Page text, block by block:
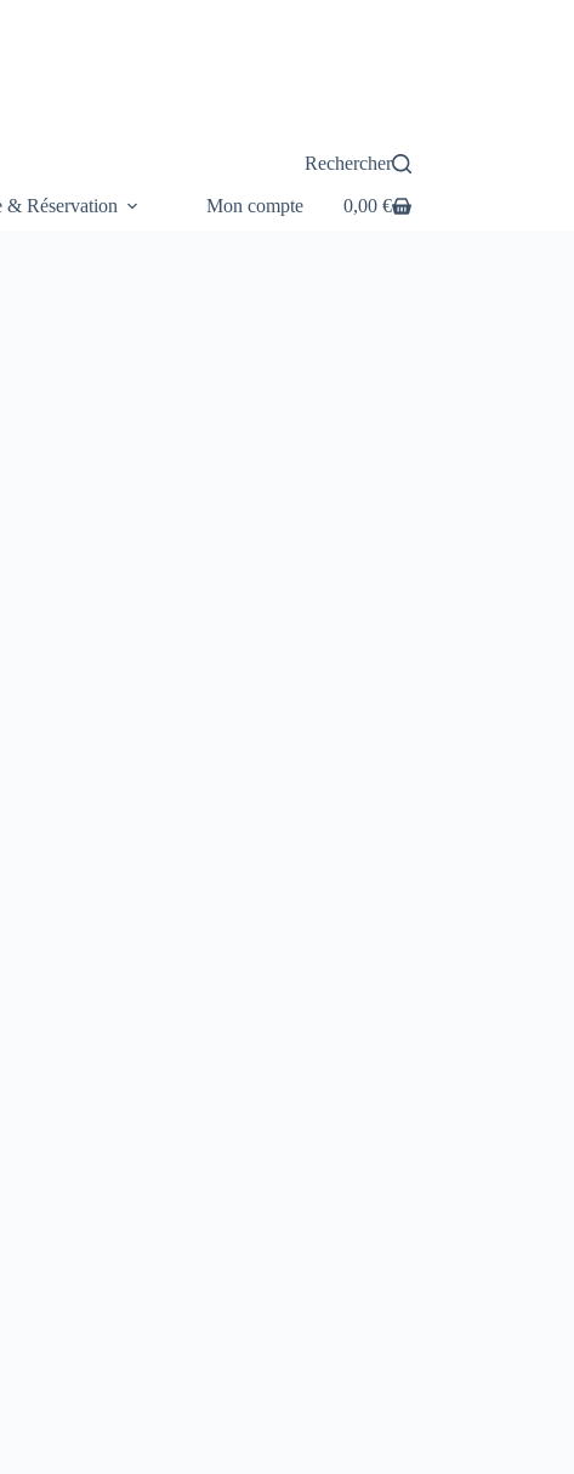
Rechercher
& Réservation Mon compte
Panier
0,00 €